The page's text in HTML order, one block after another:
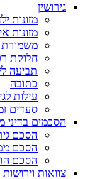
גירושין
מזונות
מזונות
משמורת
חלוקת
תביעה
כתובה
עילות
סעדים
הסכמים
הסכם
הסכם
הסכם
צוואות וירושות